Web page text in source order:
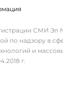
СМИ
по надзору в
и
г.